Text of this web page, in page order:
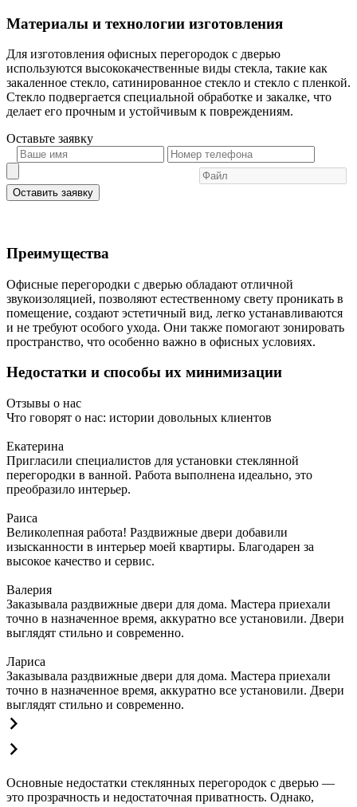
Материалы и технологии изготовления
Для изготовления офисных перегородок с дверью
используются высококачественные виды стекла, такие как
закаленное стекло, сатинированное стекло и стекло с пленкой.
Стекло подвергается специальной обработке и закалке, что
делает его прочным и устойчивым к повреждениям.
Оставьте заявку
Оставить заявку
Преимущества
Офисные перегородки с дверью обладают отличной
звукоизоляцией, позволяют естественному свету проникать в
помещение, создают эстетичный вид, легко устанавливаются
и не требуют особого ухода. Они также помогают зонировать
пространство, что особенно важно в офисных условиях.
Недостатки и способы их минимизации
Отзывы о нас
Что говорят о нас: истории довольных клиентов
Екатерина
Пригласили специалистов для установки стеклянной
перегородки в ванной. Работа выполнена идеально, это
преобразило интерьер.
Раиса
Великолепная работа! Раздвижные двери добавили
изысканности в интерьер моей квартиры. Благодарен за
высокое качество и сервис.
Валерия
Заказывала раздвижные двери для дома. Мастера приехали
точно в назначенное время, аккуратно все установили. Двери
выглядят стильно и современно.
Лариса
Заказывала раздвижные двери для дома. Мастера приехали
точно в назначенное время, аккуратно все установили. Двери
выглядят стильно и современно.
Основные недостатки стеклянных перегородок с дверью —
это прозрачность и недостаточная приватность. Однако,